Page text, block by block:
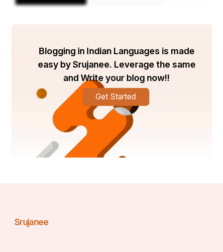
Blogging in Indian Languages is made
easy by Srujanee. Leverage the same
and Write your blog now!!
Get Started
Srujanee